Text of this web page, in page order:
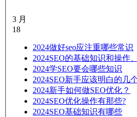
3 月
18
2024做好seo应注重哪些常识
2024SEO的基础知识和操作
2024学SEO要会哪些知识
2024SEO新手应该明白的几
2024新手如何做SEO优化？
2024SEO优化操作有那些?
2024SEO基础知识有哪些